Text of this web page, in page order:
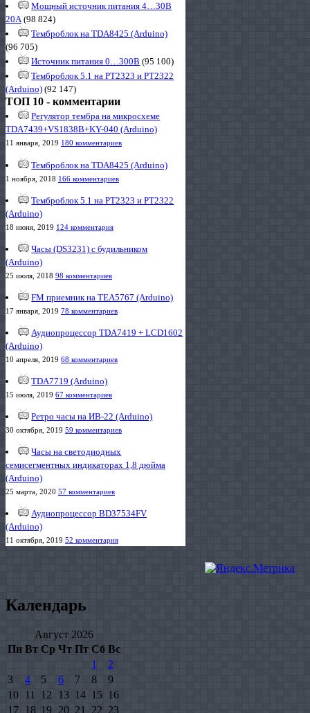
Мощный источник питания 4…30В
20А(98 824)
Темброблок на TDA8425 (Arduino)
(96 705)
Источник питания 0…300В (95 100)
Темброблок 5.1 на PT2323 и PT2322
(Arduino) (92 147)
ТОП 10 - комментарии
Регулятор тембра на микросхеме
TDA7439+VS1838B+KY-040 (Arduino)
11 января, 2019 180 комментариев
Темброблок на TDA8425 (Arduino)
1 ноября, 2018 166 комментариев
Темброблок 5.1 на PT2323 и PT2322
(Arduino)
18 июня, 2019 124 комментария
Часы (DS3231) с будильником
(Arduino)
25 июля, 2018 98 комментариев
FM приемник на TEA5767 (Arduino)
17 января, 2019 78 комментариев
Аудиопроцессор TDA7419 + LCD1602
(Arduino)
10 апреля, 2019 68 комментариев
TDA7719 (Arduino)
15 июля, 2019 67 комментариев
Ретро часы на ИВ-22 (Arduino)
30 октября, 2019 59 комментариев
Часы на светодиодных
семисегментных индикаторах 1,8 дюйма
(Arduino)
25 марта, 2020 57 комментариев
Аудиопроцессор BD37534FV
(Arduino)
11 октября, 2019 52 комментария
Календарь
Август 2026
Пн Вт Ср Чт Пт Сб Вс
1
2
3
4 5 6 7 8
9
10
11 12 13 14 15 16
17 18 19 20 21 22 23